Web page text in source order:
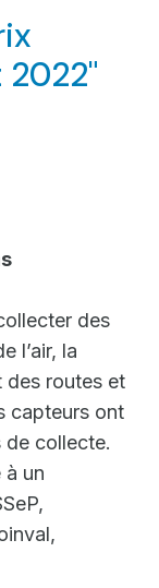
des
l’air, la
des routes et
capteurs ont
de collecte.
à un